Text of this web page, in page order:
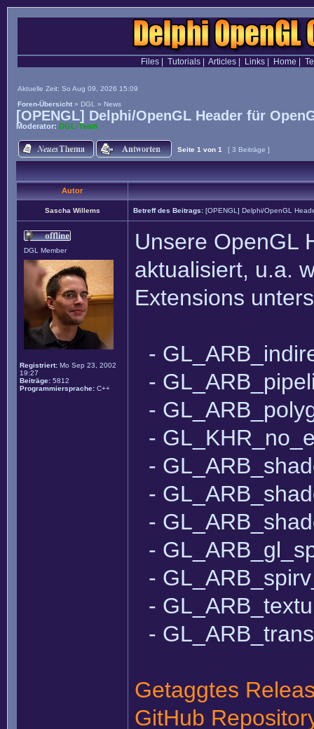
Files| Tutorials| Articles| Links| Home
Aktuelle Zeit: So Aug 09, 2026 15:09
Foren-Übersicht » DGL » News
[OPENGL] Delphi/OpenGL Header für
Moderator: DGL-Team
Seite 1 von 1 [ 3 Beiträge ]
Autor
Sascha Willems Betreff des Beitrags: [OPENGL] Delphi/OpenGL
DGL Member
Registriert: Mo Sep 23, 2002
19:27
Beiträge: 5812
Programmiersprache: C++
Unsere OpenGL
aktualisiert, u.a.
Extensions
-
-
-
-
-
-
-
-
-
-
-
Getaggtes
GitHub